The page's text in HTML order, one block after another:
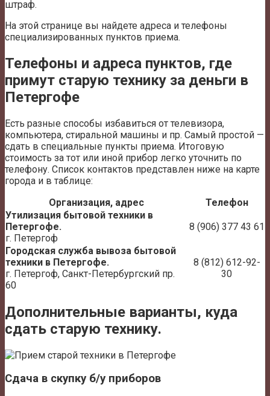
штраф.
На этой странице вы найдете адреса и телефоны
специализированных пунктов приема.
Телефоны и адреса пунктов, где
примут старую технику за деньги в
Петергофе
Есть разные способы избавиться от телевизора,
компьютера, стиральной машины и пр. Самый простой —
сдать в специальные пункты приема. Итоговую
стоимость за тот или иной прибор легко уточнить по
телефону. Список контактов представлен ниже на карте
города и в таблице:
Организация, адрес
Телефон
Утилизация бытовой техники в
Петергофе.
г. Петергоф
8 (906) 377 43 61
Городская служба вывоза бытовой
техники в Петергофе.
г. Петергоф, Санкт-Петербургский пр.
60
8 (812) 612-92-
30
Дополнительные варианты, куда
сдать старую технику.
Сдача в скупку б/у приборов